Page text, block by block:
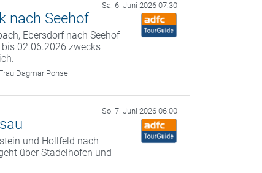
Sa. 6. Juni 2026 07:30
nach Seehof
Ebersdorf nach Seehof
02.06.2026 zwecks
Frau Dagmar Ponsel
So. 7. Juni 2026 06:00
und Hollfeld nach
über Stadelhofen und